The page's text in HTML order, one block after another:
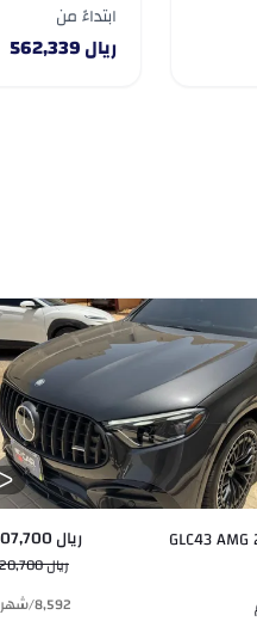
ابتداءً من
ريال562,339
ريال 407,700
ريال 420,700
8,592
/شهر